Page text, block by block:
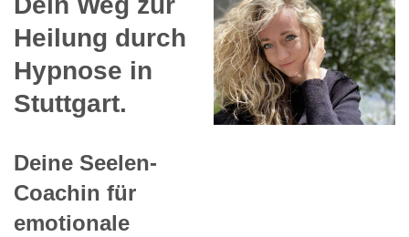
Heilung durch
Hypnose in
Stuttgart.
Deine Seelen-
Coachin für
emotionale